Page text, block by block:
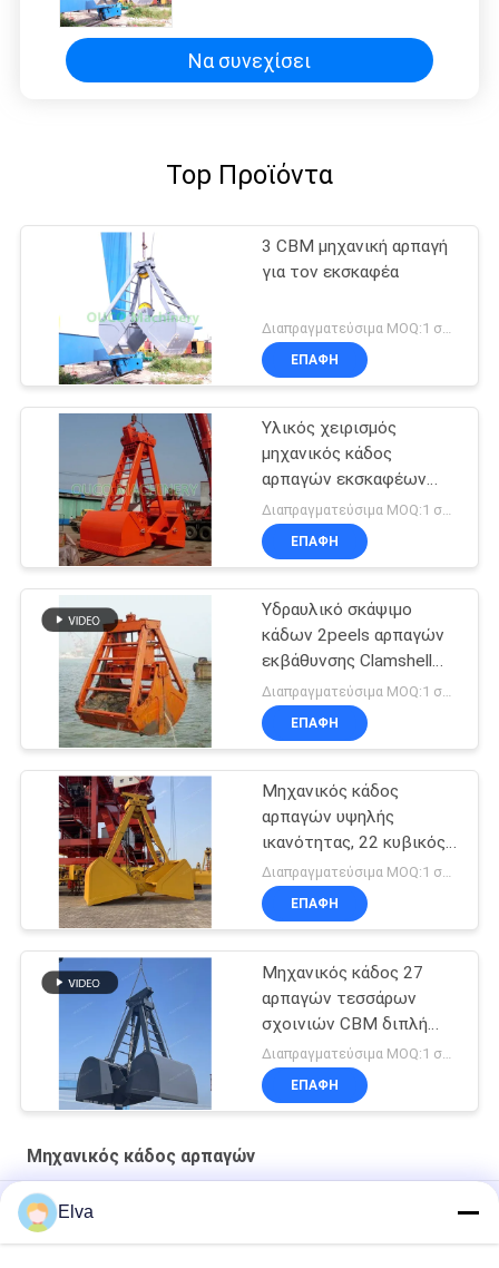
Να συνεχίσει
Top Προϊόντα
3 CBM μηχανική αρπαγή
για τον εκσκαφέα
Διαπραγματεύσιμα MOQ:1 σύνολο
ΕΠΑΦΉ
Υλικός χειρισμός
μηχανικός κάδος
αρπαγών εκσκαφέων
Clamshell 2 σχοινιών
ΕΠΑΦΉ
Υδραυλικό σκάψιμο
κάδων 2peels αρπαγών
εκβάθυνσης Clamshell
μηχανικό
ΕΠΑΦΉ
Μηχανικός κάδος
αρπαγών υψηλής
ικανότητας, 22 κυβικός
μετρητής τέσσερις
αρπαγή σχοινιών
Διαπραγματεύσιμα MOQ:1 σύνολο
ΕΠΑΦΉ
Μηχανικός κάδος 27
αρπαγών τεσσάρων
σχοινιών CBM διπλή
αρπαγή Clamshell νυχιώνΔιαπραγματεύσιμα MOQ:1 σύνολο
ΕΠΑΦΉ
Μηχανικός κάδος αρπαγών
Εκβαθύνοντας υδραυλική αρπαγή Clamshell
6 CBM μηχανικός κάδος αρπαγών
Elva